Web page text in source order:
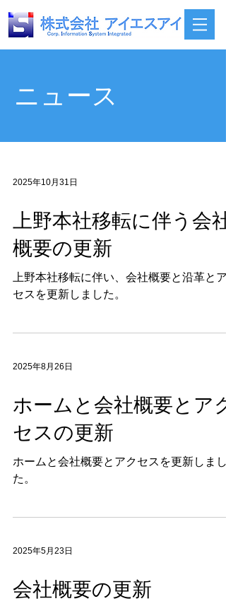
ニュース
2025年10月31日
上野本社移転に伴う会社
概要の更新
上野本社移転に伴い、会社概要と沿革とア
セスを更新しました。
2025年8月26日
ホームと会社概要とアク
セスの更新
ホームと会社概要とアクセスを更新しまし
た。
2025年5月23日
会社概要の更新